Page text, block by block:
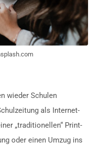
wieder Schulen
als Internet-
„traditionellen“ Print-
oder einen Umzug ins